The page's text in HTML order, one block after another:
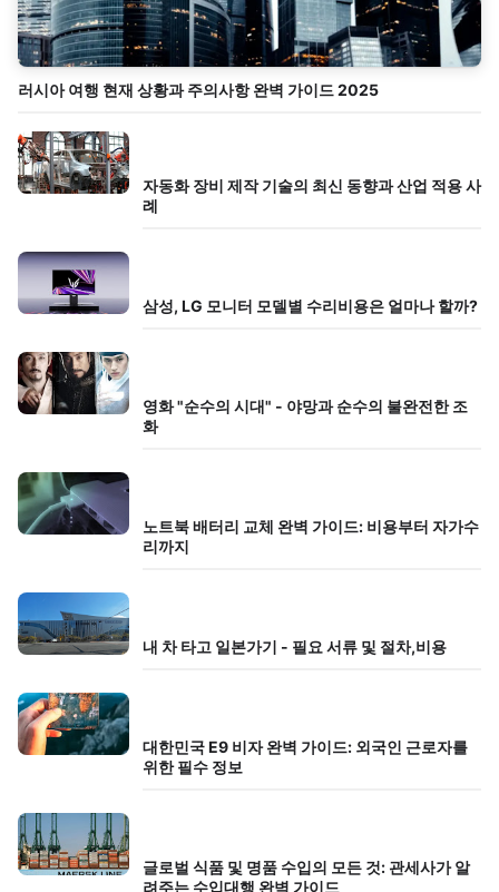
러시아 여행 현재 상황과 주의사항 완벽 가이드 2025
자동화 장비 제작 기술의 최신 동향과 산업 적용 사
례
삼성, LG 모니터 모델별 수리비용은 얼마나 할까?
영화 "순수의 시대" - 야망과 순수의 불완전한 조
화
노트북 배터리 교체 완벽 가이드: 비용부터 자가수
리까지
내 차 타고 일본가기 - 필요 서류 및 절차,비용
대한민국 E9 비자 완벽 가이드: 외국인 근로자를
위한 필수 정보
글로벌 식품 및 명품 수입의 모든 것: 관세사가 알
려주는 수입대행 완벽 가이드